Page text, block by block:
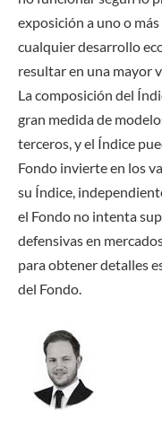
exposición a uno o
cualquier desarrollo
resultar en una mayor
La composición del
gran medida de
terceros, y el Índice
Fondo invierte en los
su Índice,
el Fondo no intenta
defensivas en
para obtener detalles
del Fondo.